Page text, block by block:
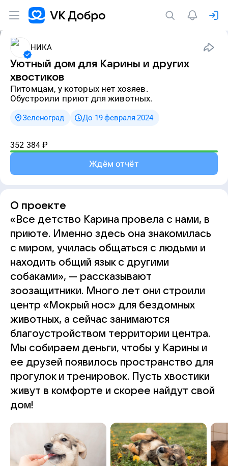
НИКА
Уютный дом для Карины и других
хвостиков
питомцам, у которых нет хозяев.
Обустроили приют для животных.
Зеленоград До 19 февраля 2024
352 384 ₽
Ждём отчёт
О проекте
«Все детство Карина провела с нами, в
приюте. Именно здесь она знакомилась
с миром, училась общаться с людьми и
находить общий язык с другими
собаками», — рассказывают
зоозащитники. Много лет они строили
центр «Мокрый нос» для бездомных
животных, а сейчас занимаются
благоустройством территории центра.
Мы собираем деньги, чтобы у Карины и
ее друзей появилось пространство для
прогулок и тренировок. Пусть хвостики
живут в комфорте и скорее найдут свой
дом!